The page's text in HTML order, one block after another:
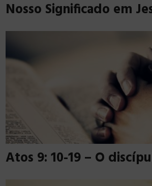
Nosso Significado em
Atos 9: 10-19 – O